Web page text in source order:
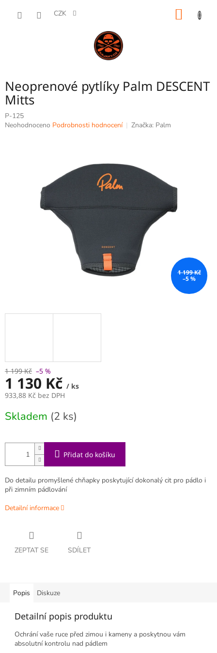
CZK
Neoprenové pytlíky Palm DESCENT
Mitts
P-125
Průměrné
Neohodnoceno Podrobnosti hodnocení Značka: Palm
1 199 Kč
–5 %
1 199 Kč –5 %
1 130 Kč / ks
933,88 Kč bez DPH
cena:
Skladem (2 ks)
Přidat do košíku
Do detailu promyšlené chňapky poskytující dokonalý cit pro pádlo i
při zimním pádlování
Detailní informace
ZEPTAT SE SDÍLET
Popis Diskuze
Detailní popis produktu
Ochrání vaše ruce před zimou i kameny a poskytnou vám
absolutní kontrolu nad pádlem